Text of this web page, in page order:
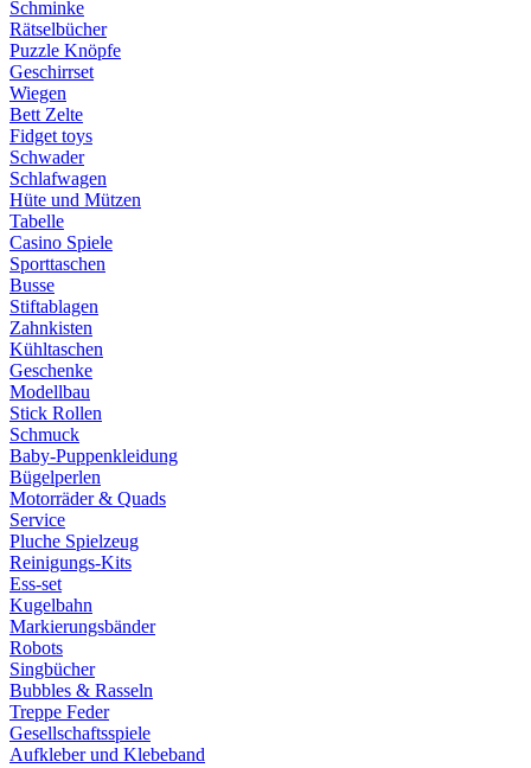
Schminke
Rätselbücher
Puzzle Knöpfe
Geschirrset
Wiegen
Bett Zelte
Fidget toys
Schwader
Schlafwagen
Hüte und Mützen
Tabelle
Casino Spiele
Sporttaschen
Busse
Stiftablagen
Zahnkisten
Kühltaschen
Geschenke
Modellbau
Stick Rollen
Schmuck
Baby-Puppenkleidung
Bügelperlen
Motorräder & Quads
Service
Pluche Spielzeug
Reinigungs-Kits
Ess-set
Kugelbahn
Markierungsbänder
Robots
Singbücher
Bubbles & Rasseln
Treppe Feder
Gesellschaftsspiele
Aufkleber und Klebeband